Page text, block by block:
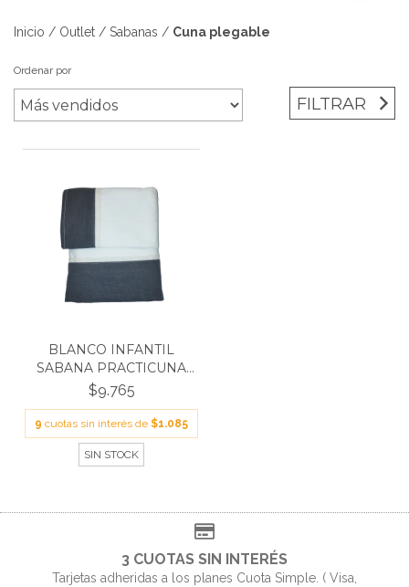
Inicio / Outlet / Sabanas / Cuna plegable
Ordenar por
FILTRAR
BLANCO INFANTIL
SABANA PRACTICUNA
TUSOR...
$9.765
9 cuotas sin interés de $1.085
SIN STOCK
3 CUOTAS SIN INTERÉS
Tarjetas adheridas a los planes Cuota Simple. ( Visa,